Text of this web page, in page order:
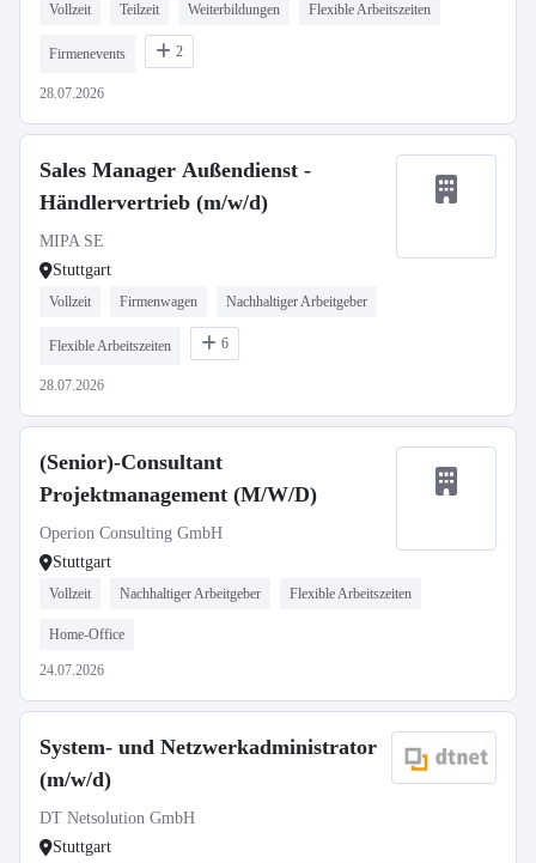
Vollzeit Teilzeit Weiterbildungen Flexible Arbeitszeiten
Firmenevents 2
28.07.2026
Sales Manager Außendienst -
Händlervertrieb (m/w/d)
MIPA SE
Stuttgart
Vollzeit Firmenwagen Nachhaltiger Arbeitgeber
Flexible Arbeitszeiten 6
28.07.2026
(Senior)-Consultant
Projektmanagement (M/W/D)
Operion Consulting GmbH
Stuttgart
Vollzeit Nachhaltiger Arbeitgeber Flexible Arbeitszeiten
Home-Office
24.07.2026
System- und Netzwerkadministrator
(m/w/d)
DT Netsolution GmbH
Stuttgart